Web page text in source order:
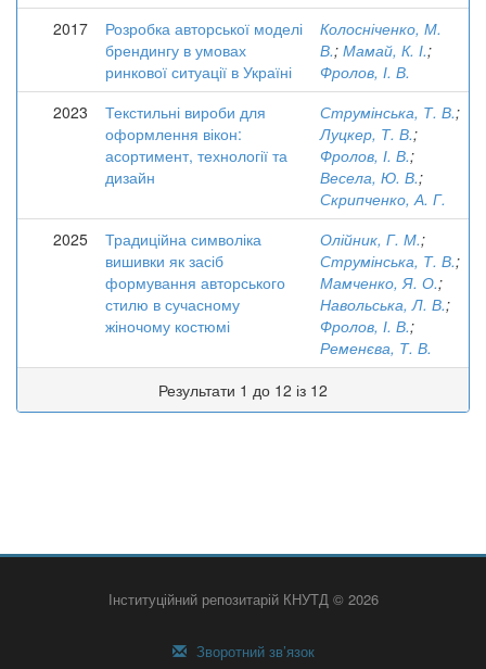
2017
Розробка авторської моделі
брендингу в умовах
ринкової ситуації в Україні
Колосніченко, М.
В.; Мамай, К. І.;
Фролов, І. В.
2023
Текстильні вироби для
оформлення вікон:
асортимент, технології та
дизайн
Струмінська, Т. В.;
Луцкер, Т. В.;
Фролов, І. В.;
Весела, Ю. В.;
Скрипченко, А. Г.
2025
Традиційна символіка
вишивки як засіб
формування авторського
стилю в сучасному
жіночому костюмі
Олійник, Г. М.;
Струмінська, Т. В.;
Мамченко, Я. О.;
Навольська, Л. В.;
Фролов, І. В.;
Ременєва, Т. В.
Результати 1 до 12 із 12
Інституційний репозитарій КНУТД © 2026
Зворотний зв’язок